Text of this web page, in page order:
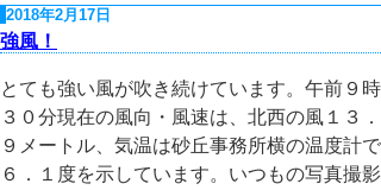
2018年2月17日
強風！
とても強い風が吹き続けています。午前９時
３０分現在の風向・風速は、北西の風１３．
９メートル、気温は砂丘事務所横の温度計で
６．１度を示しています。いつもの写真撮影